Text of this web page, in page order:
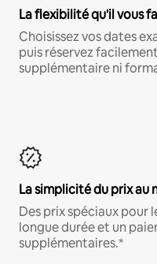
La flexibilité qu'il vous
Choisissez vos dates
puis réservez
supplémentaire ni
La simplicité du prix au
Des prix spéciaux pour
longue durée et un
supplémentaires.*